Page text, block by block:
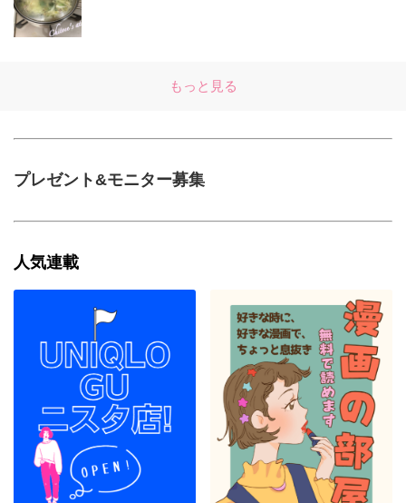
もっと見る
プレゼント&モニター募集
人気連載